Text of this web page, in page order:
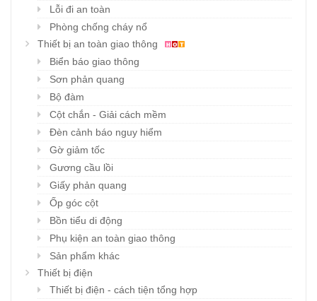
Lỗi đi an toàn
Phòng chống cháy nổ
Thiết bị an toàn giao thông
Biển báo giao thông
Sơn phản quang
Bộ đàm
Cột chắn - Giải cách mềm
Đèn cảnh báo nguy hiểm
Gờ giảm tốc
Gương cầu lồi
Giấy phản quang
Ốp góc cột
Bồn tiểu di động
Phụ kiện an toàn giao thông
Sản phẩm khác
Thiết bị điện
Thiết bị điện - cách tiện tổng hợp